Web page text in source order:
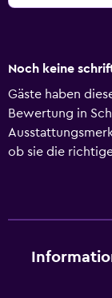
Noch keine
Gäste haben
Bewertung in
ob sie die